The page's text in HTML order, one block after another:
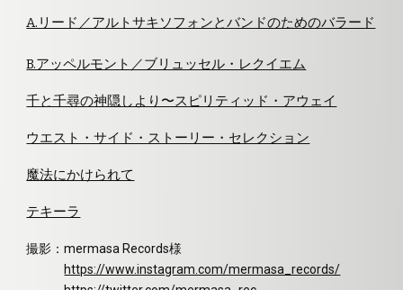
A.リード／アルトサキソフォンとバンドのためのバラード
B.アッペルモント／ブリュッセル・レクイエム
千と千尋の神隠しより〜スピリティッド・アウェイ
ウエスト・サイド・ストーリー・セレクション
魔法にかけられて
テキーラ
撮影：mermasa Records様
https://www.instagram.com/mermasa_records/